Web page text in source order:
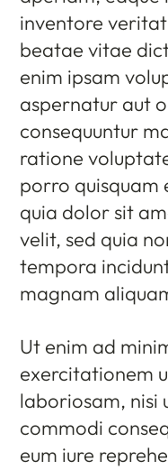
inventore
beatae vitae
enim ipsam
aspernatur aut
consequuntur
ratione
porro quisquam
quia dolor sit
velit, sed quia
tempora
magnam
Ut enim ad
exercitationem
laboriosam, nisi
commodi
eum iure